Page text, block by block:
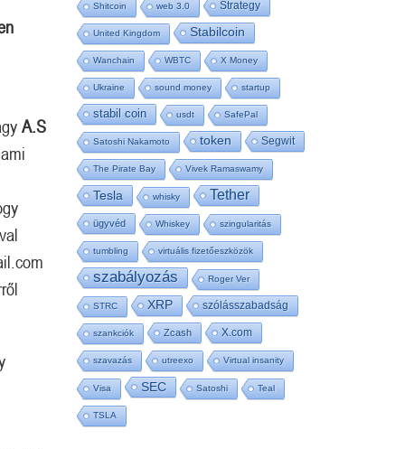
A.S
Shitcoin web 3.0 Strategy
United Kingdom Stabilcoin
Wanchain WBTC X Money
Ukraine sound money startup
stabil coin usdt SafePal
Satoshi Nakamoto token Segwit
The Pirate Bay Vivek Ramaswamy
Tesla whisky Tether
ügyvéd Whiskey szingularitás
tumbling virtuális fizetőeszközök
szabályozás Roger Ver
STRC XRP szólásszabadság
szankciók Zcash X.com
szavazás utreexo Virtual insanity
Visa SEC Satoshi Teal
TSLA